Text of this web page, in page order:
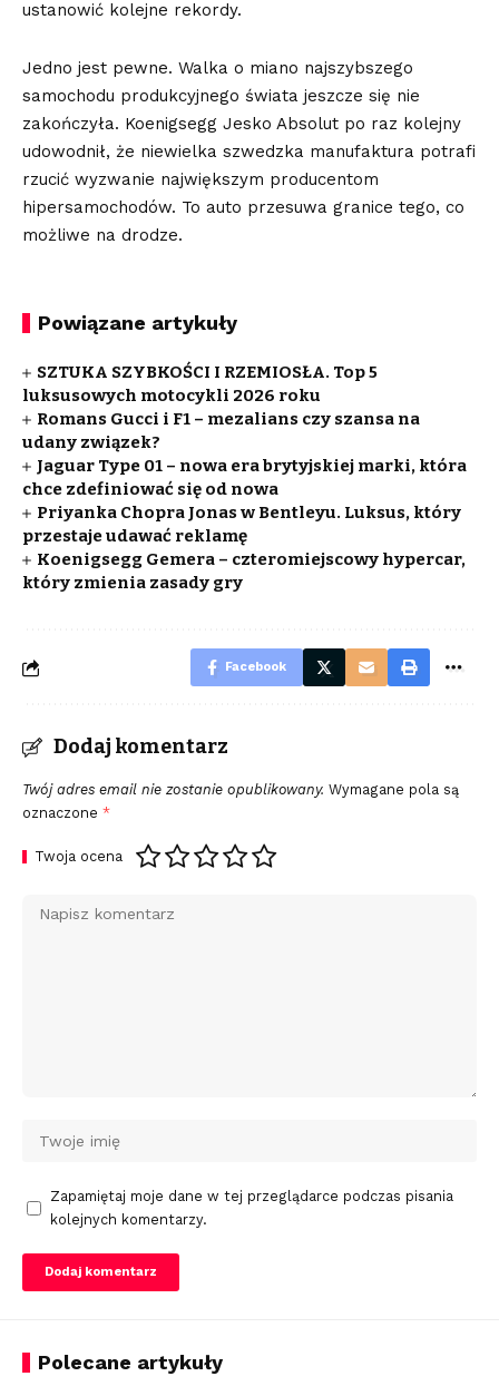
ustanowić kolejne rekordy.
Jedno jest pewne. Walka o miano najszybszego
samochodu produkcyjnego świata jeszcze się nie
zakończyła. Koenigsegg Jesko Absolut po raz kolejny
udowodnił, że niewielka szwedzka manufaktura potrafi
rzucić wyzwanie największym producentom
hipersamochodów. To auto przesuwa granice tego, co
możliwe na drodze.
Powiązane artykuły
SZTUKA SZYBKOŚCI I RZEMIOSŁA. Top 5
luksusowych motocykli 2026 roku
Romans Gucci i F1 – mezalians czy szansa na
udany związek?
Jaguar Type 01 – nowa era brytyjskiej marki, która
chce zdefiniować się od nowa
Priyanka Chopra Jonas w Bentleyu. Luksus, który
przestaje udawać reklamę
Koenigsegg Gemera – czteromiejscowy hypercar,
który zmienia zasady gry
Facebook
Dodaj komentarz
Twój adres email nie zostanie opublikowany. Wymagane pola są
oznaczone *
Twoja ocena
Zapamiętaj moje dane w tej przeglądarce podczas pisania
kolejnych komentarzy.
Polecane artykuły